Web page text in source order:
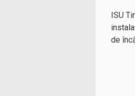
ISU
de